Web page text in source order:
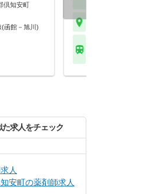
倶知安町
(函館－旭川)
た求人をチェック
人
安町の薬剤師求人